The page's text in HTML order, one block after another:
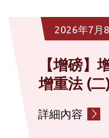
2026年7月
【增磅】
增重法 (二
詳細內容